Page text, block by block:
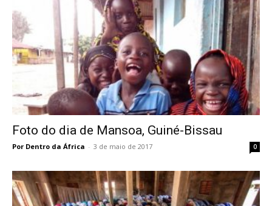
Foto do dia de Mansoa, Guiné-Bissau
Por Dentro da África - 3 de maio de 2017 0